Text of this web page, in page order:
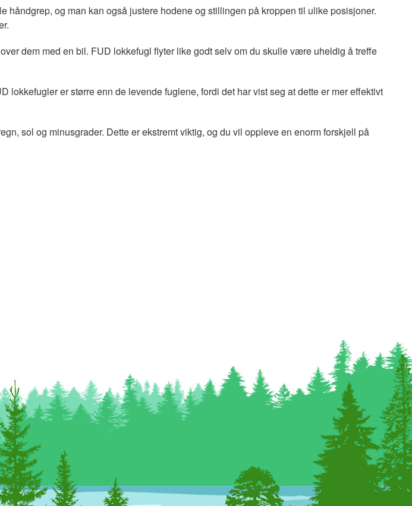
og man kan også justere hodene og stillingen på kroppen til ulike posisjoner.
dem med en bil. FUD lokkefugl flyter like godt selv om du skulle være uheldig å treffe
er større enn de levende fuglene, fordi det har vist seg at dette er mer effektivt
sol og minusgrader. Dette er ekstremt viktig, og du vil oppleve en enorm forskjell på